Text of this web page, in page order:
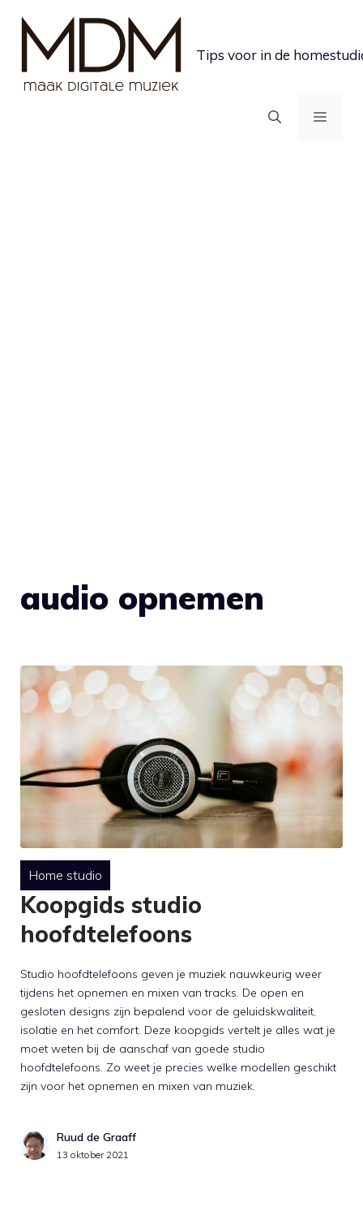
inhoud
Tips voor in de
MENU
audio opnemen
Home studio
Koopgids studio
hoofdtelefoons
Studio hoofdtelefoons geven je muziek nauwkeurig weer
tijdens het opnemen en mixen van tracks. De open en
gesloten designs zijn bepalend voor de geluidskwaliteit,
isolatie en het comfort. Deze koopgids vertelt je alles wat je
moet weten bij de aanschaf van goede studio
hoofdtelefoons. Zo weet je precies welke modellen geschikt
zijn voor het opnemen en mixen van muziek.
Ruud de Graaff
13 oktober 2021